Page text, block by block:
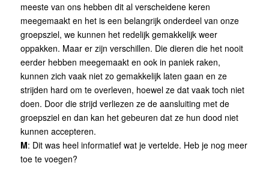
meeste van ons hebben dit al verscheidene keren
meegemaakt en het is een belangrijk onderdeel van onze
groepsziel, we kunnen het redelijk gemakkelijk weer
oppakken. Maar er zijn verschillen. Die dieren die het nooit
eerder hebben meegemaakt en ook in paniek raken,
kunnen zich vaak niet zo gemakkelijk laten gaan en ze
strijden hard om te overleven, hoewel ze dat vaak toch niet
doen. Door die strijd verliezen ze de aansluiting met de
groepsziel en dan kan het gebeuren dat ze hun dood niet
kunnen accepteren.
M: Dit was heel informatief wat je vertelde. Heb je nog meer
toe te voegen?